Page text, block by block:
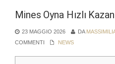
Mines Oyna Hızlı Kazan
23 MAGGIO 2026 DA
COMMENTI
NEWS